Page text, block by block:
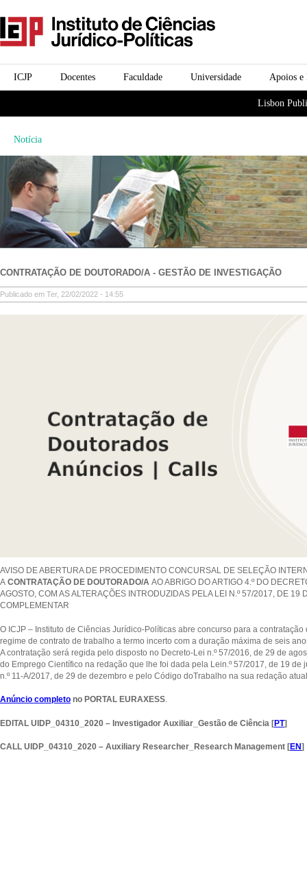
principal
icjp
menu-institucional Apoios e
Universidade
Faculdade
Docentes
ICJP
Lisbon
Notícia
CONTRATAÇÃO DE DOUTORADO/A - GESTÃO DE INVESTIGAÇÃO
Publicado em Ter, 22/02/2022 - 14:55
AVISO DE ABERTURA DE PROCEDIMENTO CONCURSAL DE SELEÇÃO
A CONTRATAÇÃO DE DOUTORADO/A AO ABRIGO DO ARTIGO 4.º DO
AGOSTO, COM AS ALTERAÇÕES INTRODUZIDAS PELA LEI N.º 57/2017, DE 19
COMPLEMENTAR
O ICJP – Instituto de Ciências Jurídico-Políticas abre concurso para a
regime de contrato de trabalho a termo incerto com a duração máxima de seis
A contratação será regida pelo disposto no Decreto-Lei n.º 57/2016, de 29 de
do Emprego Científico na redação que lhe foi dada pela Lein.º 57/2017, de 19 de
n.º 11-A/2017, de 29 de dezembro e pelo Código doTrabalho na sua redação
Anúncio completo no PORTAL EURAXESS
EDITAL UIDP_04310_2020 – Investigador Auxiliar_Gestão de Ciência [PT]
CALL UIDP_04310_2020 – Auxiliary Researcher_Research Management [EN]